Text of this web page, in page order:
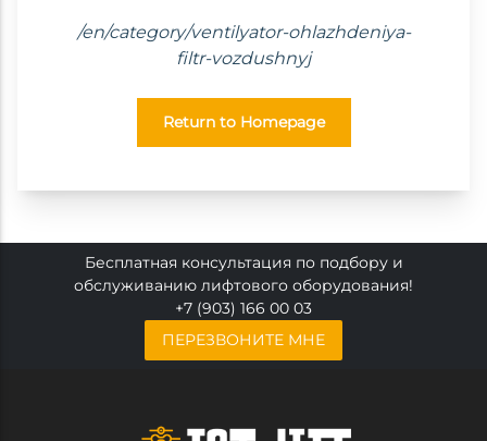
/en/category/ventilyator-ohlazhdeniya-
filtr-vozdushnyj
Return to Homepage
Бесплатная консультация по подбору и
обслуживанию лифтового оборудования!
+7 (903) 166 00 03
ПЕРЕЗВОНИТЕ МНЕ